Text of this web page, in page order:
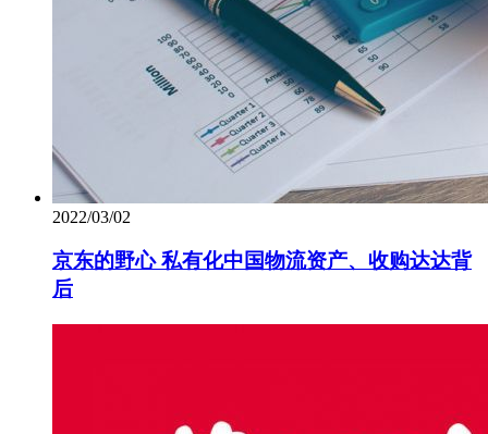
2022/03/02
京东的野心 私有化中国物流资产、收购达达背
后